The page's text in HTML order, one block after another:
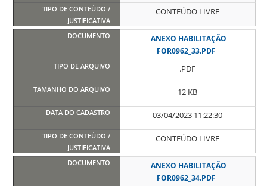
CONTEÚDO LIVRE
ANEXO HABILITAÇÃO
FOR0962_33.PDF
.PDF
12 KB
03/04/2023 11:22:30
CONTEÚDO LIVRE
ANEXO HABILITAÇÃO
FOR0962_34.PDF